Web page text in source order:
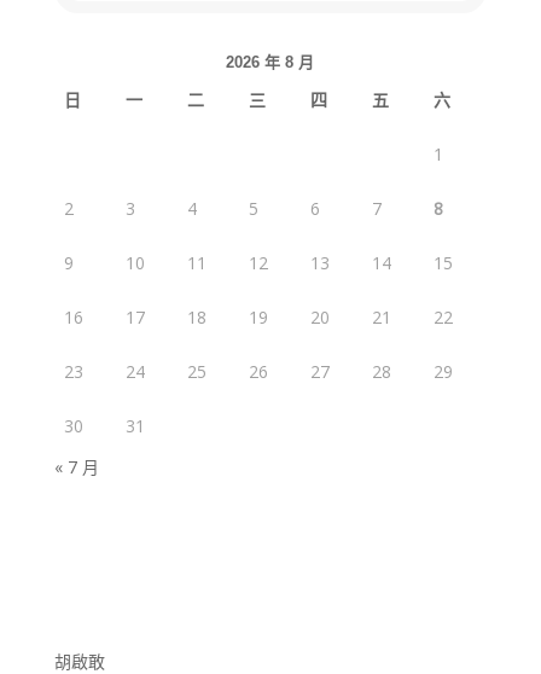
2026 年 8 月
日 一 二 三 四 五 六
1
2 3 4 5 6 7 8
9 10 11 12 13 14 15
16 17 18 19 20 21 22
23 24 25 26 27 28 29
30
31
« 7 月
胡啟敢